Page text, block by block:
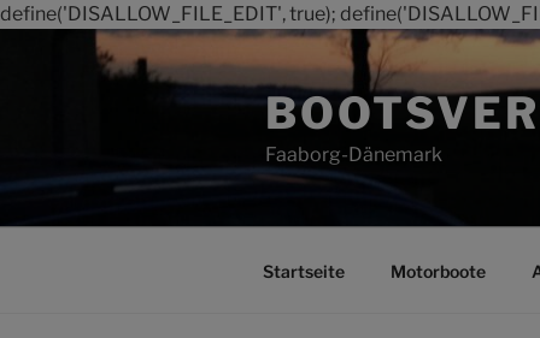
define('DISALLOW_FILE_EDIT', true);
Faaborg-Dänemark
Startseite Motorboote